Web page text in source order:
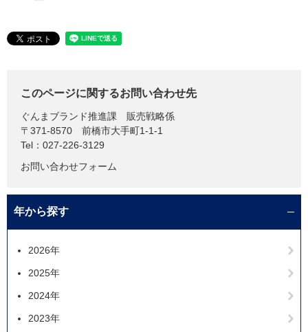
このページに関するお問い合わせ先
ぐんまブランド推進課
販売戦略係
〒371-8570
前橋市大手町1-1-1
Tel：027-226-3129
お問い合わせフォーム
年から探す
2026年
2025年
2024年
2023年